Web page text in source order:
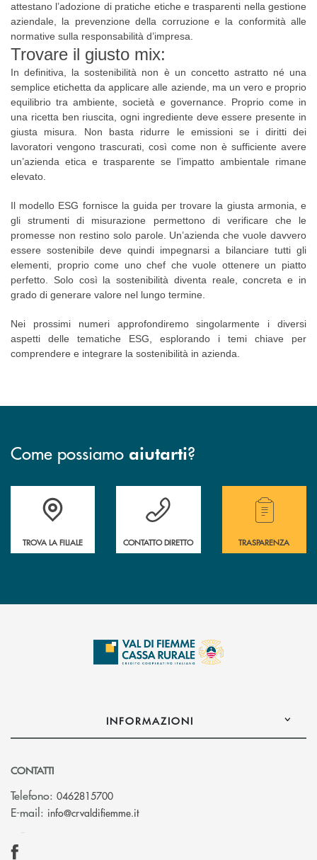
attestano l’adozione di pratiche etiche e trasparenti nella gestione
aziendale, la prevenzione della corruzione e la conformità alle
normative sulla responsabilità d’impresa.
Trovare il giusto mix:
In definitiva, la sostenibilità non è un concetto astratto né una
semplice etichetta da applicare alle aziende, ma un vero e proprio
equilibrio tra ambiente, società e governance. Proprio come in
una ricetta ben riuscita, ogni ingrediente deve essere presente in
giusta misura. Non basta ridurre le emissioni se i diritti dei
lavoratori vengono trascurati, così come non è sufficiente avere
un’azienda etica e trasparente se l’impatto ambientale rimane
elevato.
Il modello ESG fornisce la guida per trovare la giusta armonia, e
gli strumenti di misurazione permettono di verificare che le
promesse non restino solo parole. Un’azienda che vuole davvero
essere sostenibile deve quindi impegnarsi a bilanciare tutti gli
elementi, proprio come uno chef che vuole ottenere un piatto
perfetto. Solo così la sostenibilità diventa reale, concreta e in
grado di generare valore nel lungo termine.
Nei prossimi numeri approfondiremo singolarmente i diversi
aspetti delle tematiche ESG, esplorando i temi chiave per
comprendere e integrare la sostenibilità in azienda.
Come possiamo aiutarti?
Accedi all' elenco completo delle filiali della Cassa Rurale.
TROVA LA FILIALE
Hai bisogno di assistenza immediata?
CONTATTO DIRETTO
Hai bisogno di
TRASPARENZA
INFORMAZIONI
CONTATTI
Telefono: 0462815700
E-mail: info@crvaldifiemme.it(si apre l’app di posta elettronica)